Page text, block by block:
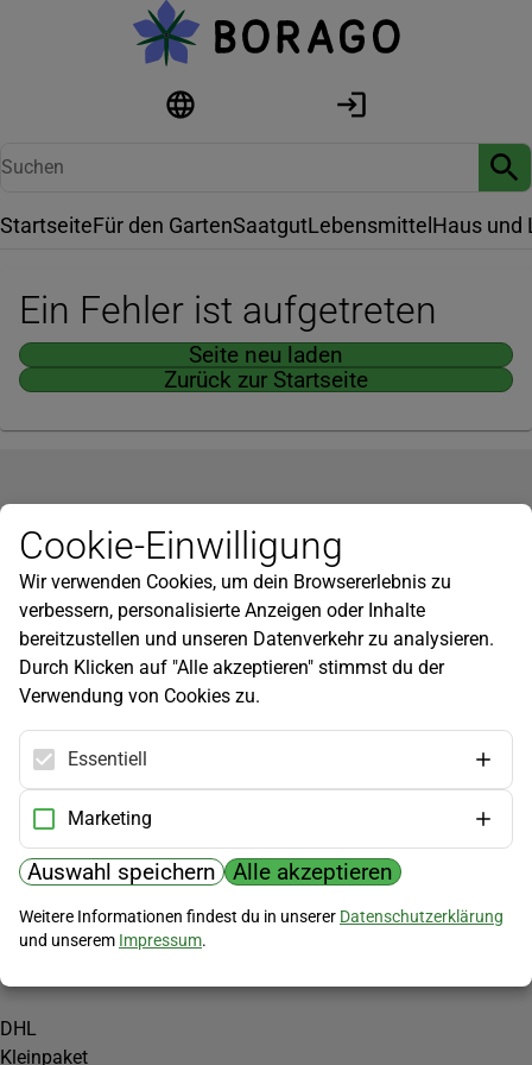
StartseiteFür den GartenSaatgutLebensmittel Haus und
Ein Fehler ist aufgetreten
Seite neu laden
Zurück zur Startseite
Newsletter
Infos zu neuen Produkten, Gartentipps und mehr findest du in
unserem Newsletter!
Jetzt anmelden
Hilfe
Kundenservice
Widerrufsbelehrung
Versandkosten
Zahlungsmöglichkeiten
PayPal
Vorkasse
Versand
DHL
Kleinpaket
Cookie-Einwilligung
Wir verwenden Cookies, um dein Browsererlebnis zu
verbessern, personalisierte Anzeigen oder Inhalte
bereitzustellen und unseren Datenverkehr zu analysieren.
Durch Klicken auf "Alle akzeptieren" stimmst du der
Verwendung von Cookies zu.
Essentiell
Marketing
Auswahl speichern Alle akzeptieren
Weitere Informationen findest du in unserer Datenschutzerklärung
und unserem Impressum.